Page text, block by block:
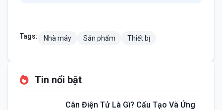
Tags: Nhà máy Sản phẩm Thiết bị
Tin nổi bật
Cân Điện Tử Là Gì? Cấu Tạo Và Ứng